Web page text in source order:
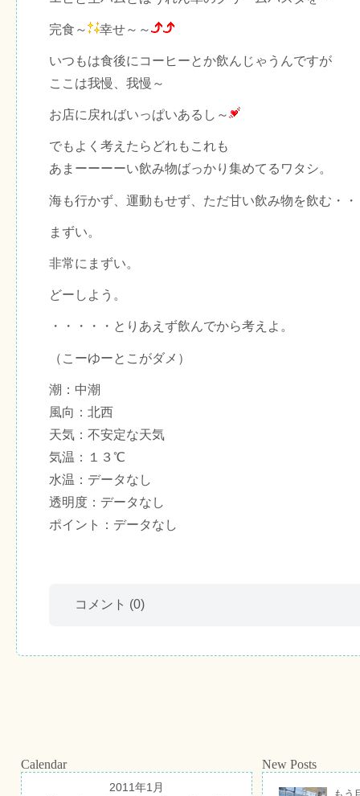
完食～ 幸せ～～
いつもは食後にコーヒーとか飲んじゃうんですが
ここは我慢、我慢～
お店に戻ればいっぱいあるし～
でもよく考えたらどれもこれも
あまーーーーい飲み物ばっかり集めてるワタシ。
海も行かず、運動もせず、ただ甘い飲み物を飲む・
まずい。
非常にまずい。
どーしよう。
・・・・・とりあえず飲んでから考えよ。
（こーゆーとこがダメ）
潮：中潮
風向：北西
天気：不安定な天気
気温：１３℃
水温：データなし
透明度：データなし
ポイント：データなし
コメント (0)
Calendar
2011年1月
New Posts